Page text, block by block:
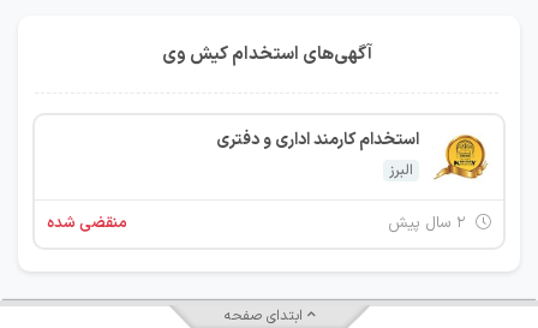
آگهی‌های استخدام کیش وی
استخدام کارمند اداری و دفتری
البرز
منقضی شده
ابتدای صفحه